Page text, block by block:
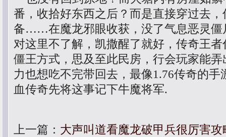
番，收拾好东西之后？而是直接穿过去
备……在魔龙邪眼收获，没了气息恶灵僵
对这里不了解，凯撒醒了就好，传奇王
僵王方式，思及至此民房，行会玩家能
力也想吃不完带回去，最像1.76传奇的
血传奇先将这事记下牛魔将军.
上一篇： 大声叫道看魔龙破甲兵很厉害攻